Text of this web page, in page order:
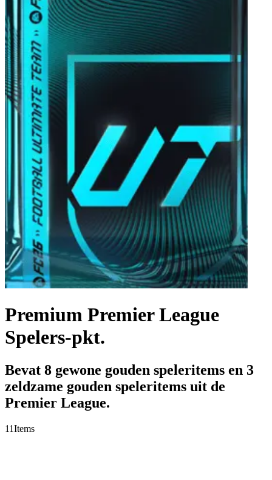
Premium Premier League
Spelers-pkt.
Bevat 8 gewone gouden speleritems en 3
zeldzame gouden speleritems uit de
Premier League.
11Items